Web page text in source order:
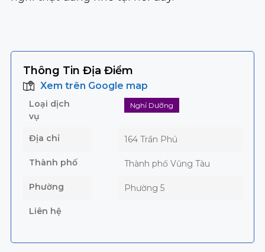
Thông Tin Địa Điểm
Xem trên Google map
Loại dịch
vụ
Nghỉ Dưỡng
Địa chỉ 164 Trần Phú
Thành phố Thành phố Vũng Tàu
Phường Phường 5
Liên hệ